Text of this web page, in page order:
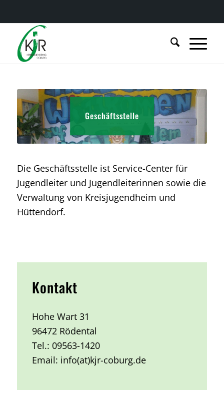
Geschäftsstelle
Die Geschäftsstelle ist Service-Center für
Jugendleiter und Jugendleiterinnen sowie die
Verwaltung von Kreisjugendheim und
Hüttendorf.
Kontakt
Hohe Wart 31
96472 Rödental
Tel.: 09563-1420
Email: info(at)kjr-coburg.de